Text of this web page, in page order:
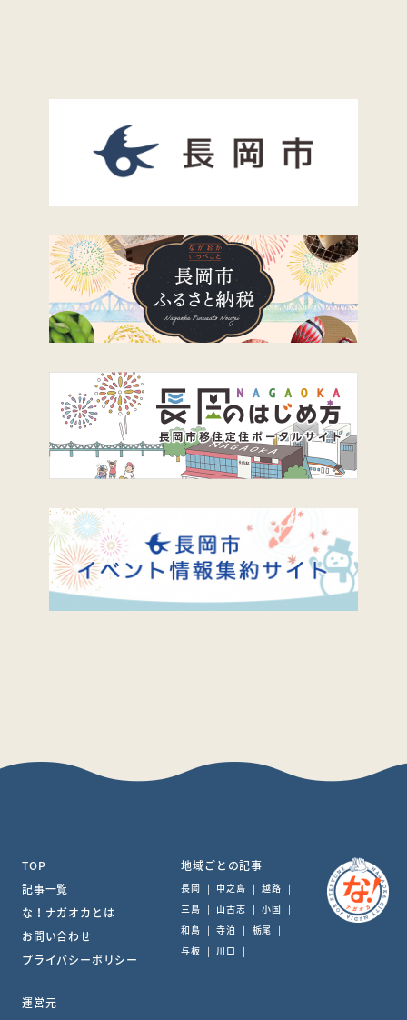
TOP
記事一覧
な！ナガオカとは
お問い合わせ
プライバシーポリシー
地域ごとの記事
長岡 | 中之島 | 越路 |
三島 | 山古志 | 小国
|
和島 | 寺泊 | 栃尾 |
与板 | 川口 |
運営元